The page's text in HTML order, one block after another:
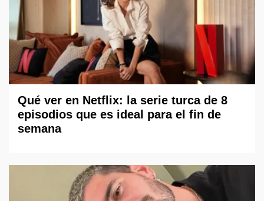
Qué ver en Netflix: la serie turca de 8
episodios que es ideal para el fin de
semana